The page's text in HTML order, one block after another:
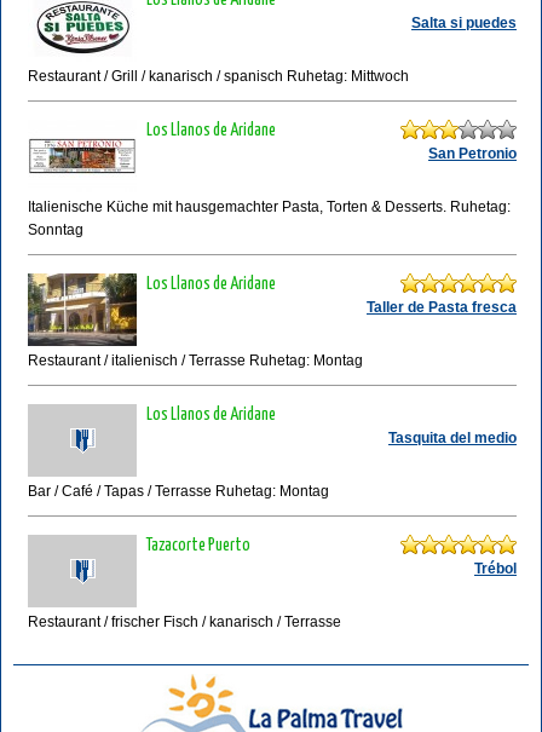
Salta si puedes
Restaurant / Grill / kanarisch / spanisch Ruhetag: Mittwoch
San Petronio
Los Llanos de Aridane
Italienische Küche mit hausgemachter Pasta, Torten & Desserts. Ruhetag:
Sonntag
Taller de Pasta fresca
Los Llanos de Aridane
Restaurant / italienisch / Terrasse Ruhetag: Montag
Tasquita del medio
Los Llanos de Aridane
Bar / Café / Tapas / Terrasse Ruhetag: Montag
Trébol
Tazacorte Puerto
Restaurant / frischer Fisch / kanarisch / Terrasse